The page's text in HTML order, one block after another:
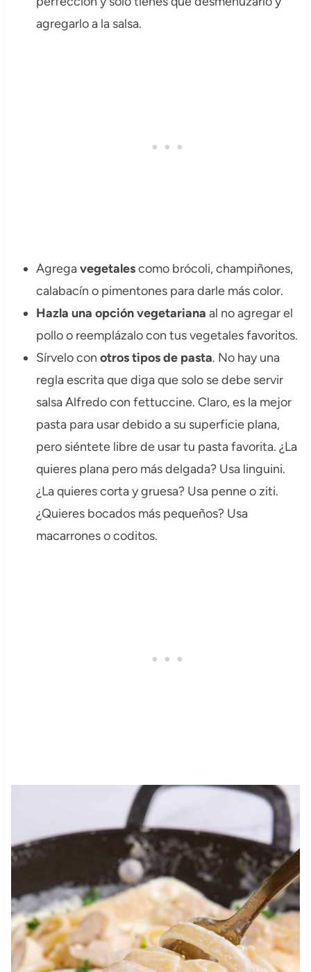
agregarlo a la salsa.
Agregavegetalescomo brócoli, champiñones,
calabacín o pimentones para darle más color.
Hazla una opción vegetariana al no agregar el
pollo o reemplázalo con tus vegetales favoritos.
Sírvelo con otros tipos de pasta. No hay una
regla escrita que diga que solo se debe servir
salsa Alfredo con fettuccine. Claro, es la mejor
pasta para usar debido a su superficie plana,
pero siéntete libre de usar tu pasta favorita. ¿La
quieres plana pero más delgada? Usa linguini.
¿La quieres corta y gruesa? Usa penne o ziti.
¿Quieres bocados más pequeños? Usa
macarrones o coditos.